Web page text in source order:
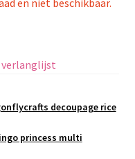
verlanglijst
decoupage rice
princess multi